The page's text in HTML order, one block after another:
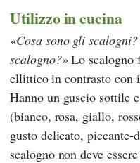
Utilizzo in cucina
Cosa sono gli
scalogno? Lo scalogno
ellittico in contrasto
Hanno un guscio sottile
(bianco, rosa, giallo,
gusto delicato, piccante-
scalogno non deve